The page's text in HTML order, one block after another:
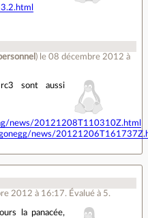
) le 08 décembre 2012 à
sont aussi
news/20121208T110310Z.html
news/
2012 à 16:17. Évalué à 5.
la panacée,